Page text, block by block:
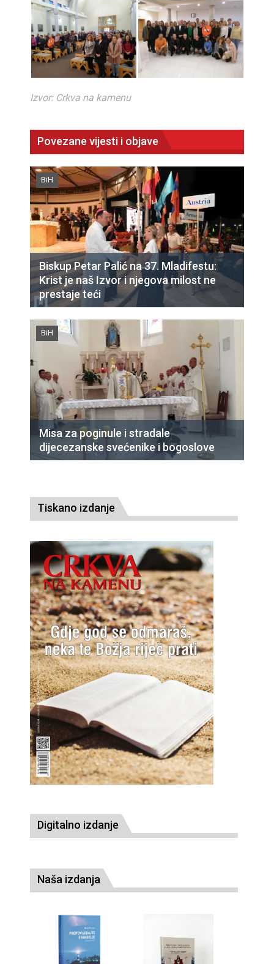
Izvor: Crkva na kamenu
Povezane vijesti i objave
BiH
Biskup Petar Palić na 37. Mladifestu:
Krist je naš Izvor i njegova milost ne
prestaje teći
BiH
Misa za poginule i stradale
dijecezanske svećenike i bogoslove
Tiskano izdanje
Digitalno izdanje
Naša izdanja